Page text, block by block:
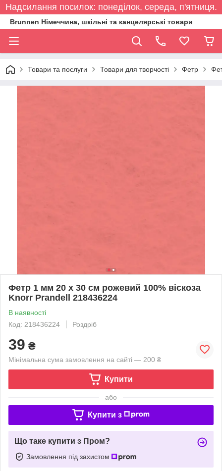
Надсилання посилок: понеділок, середа, п'ятниця.
Brunnen Німеччина, шкільні та канцелярські товари
Товари та послуги Товари для творчості Фетр
Фетр 1 мм 20 x 30 см рожевий 100% віскоза
Knorr Prandell 218436224
В наявності
Код: 218436224
Роздріб
39 ₴
Мінімальна сума замовлення на сайті — 200 ₴
Купити
або
Купити з
Що таке купити з Пром?
Замовлення під захистом